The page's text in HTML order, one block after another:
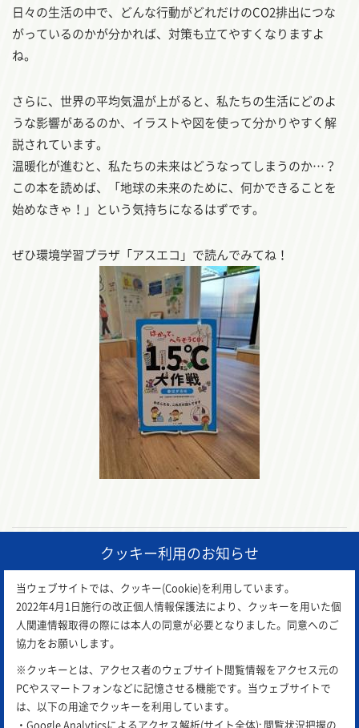
日々の生活の中で、どんな行動がどれだけのCO2排出につな
がっているのかが分かれば、対策も立てやすくなりますよ
ね。
さらに、世界の平均気温が上がると、私たちの生活にどのよ
うな影響があるのか、イラストや図を使って分かりやすく解
説されています。
温暖化が進むと、私たちの未来はどうなってしまうのか…？
この本を読めば、「地球の未来のために、何かできることを
始めなきゃ！」という気持ちになるはずです。
ぜひ環境学習プラザ「アスエコ」で読んでみてね！
前の記事 一覧に戻る 次の記事
クッキー利用のお知らせ
当ウェブサイトでは、クッキー(Cookie)を利用しています。
2022年4月1日施行の改正個人情報保護法により、クッキーを用いた個
人関連情報取得の際には本人の同意が必要となりました。同意へのご
協力をお願いします。
※クッキーとは、アクセス者のウェブサイト閲覧情報をアクセス元の
PCやスマートフォンなどに記憶させる機能です。当ウェブサイトで
は、以下の用途でクッキーを利用しています。
・Google Analyticsによるアクセス解析(サイト全体): 閲覧状況把握の